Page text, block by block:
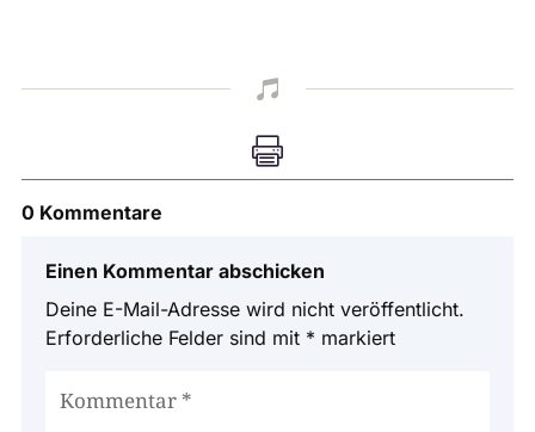


0 Kommentare
Einen Kommentar abschicken
Deine E-Mail-Adresse wird nicht veröffentlicht.
Erforderliche Felder sind mit * markiert